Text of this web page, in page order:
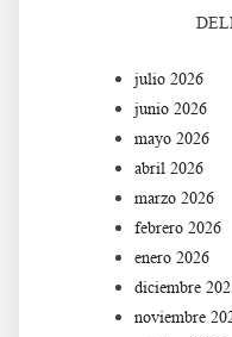
julio 2026
junio 2026
mayo 2026
abril 2026
marzo 2026
febrero 2026
enero 2026
diciembre
noviembre